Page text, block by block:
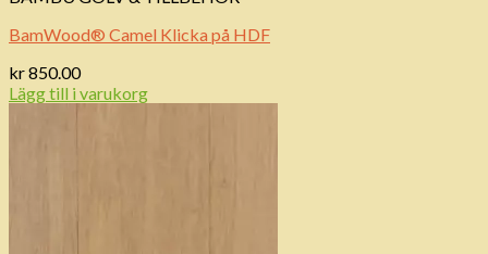
BamWood® Camel Klicka på HDF
kr850.00
Lägg till i varukorg